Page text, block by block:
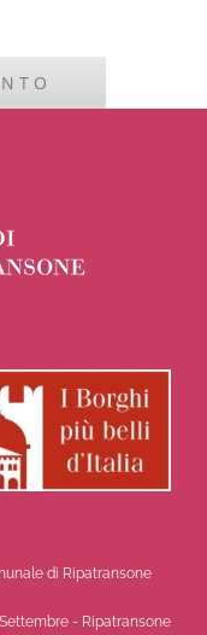
di Ripatransone
- Ripatransone